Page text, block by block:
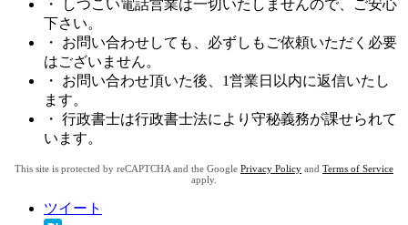
・ しつこい電話営業は一切いたしませんので、ご安心
下さい。
・ お問い合わせしても、必ずしもご依頼いただく必要
はございません。
・ お問い合わせ頂いた後、1営業日以内に返信いたし
ます。
・ 行政書士は行政書士法により守秘義務が課せられて
います。
This site is protected by reCAPTCHA and the Google Privacy Policy and Terms of Service
apply.
ツイート